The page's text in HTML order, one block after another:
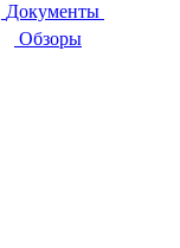
Документы
Обзоры